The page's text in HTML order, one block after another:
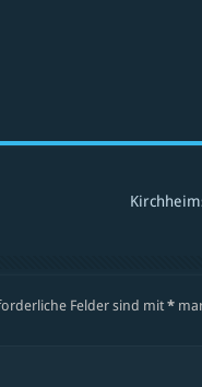
Felder sind mit*